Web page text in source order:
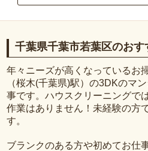
千葉県千葉市若葉区のおす
年々ニーズが高くなっているお
（桜木(千葉県)駅）の3DKのマ
事です。ハウスクリーニングで
作業はありません！未経験の方
す。
ブランクのある方や初めてお仕